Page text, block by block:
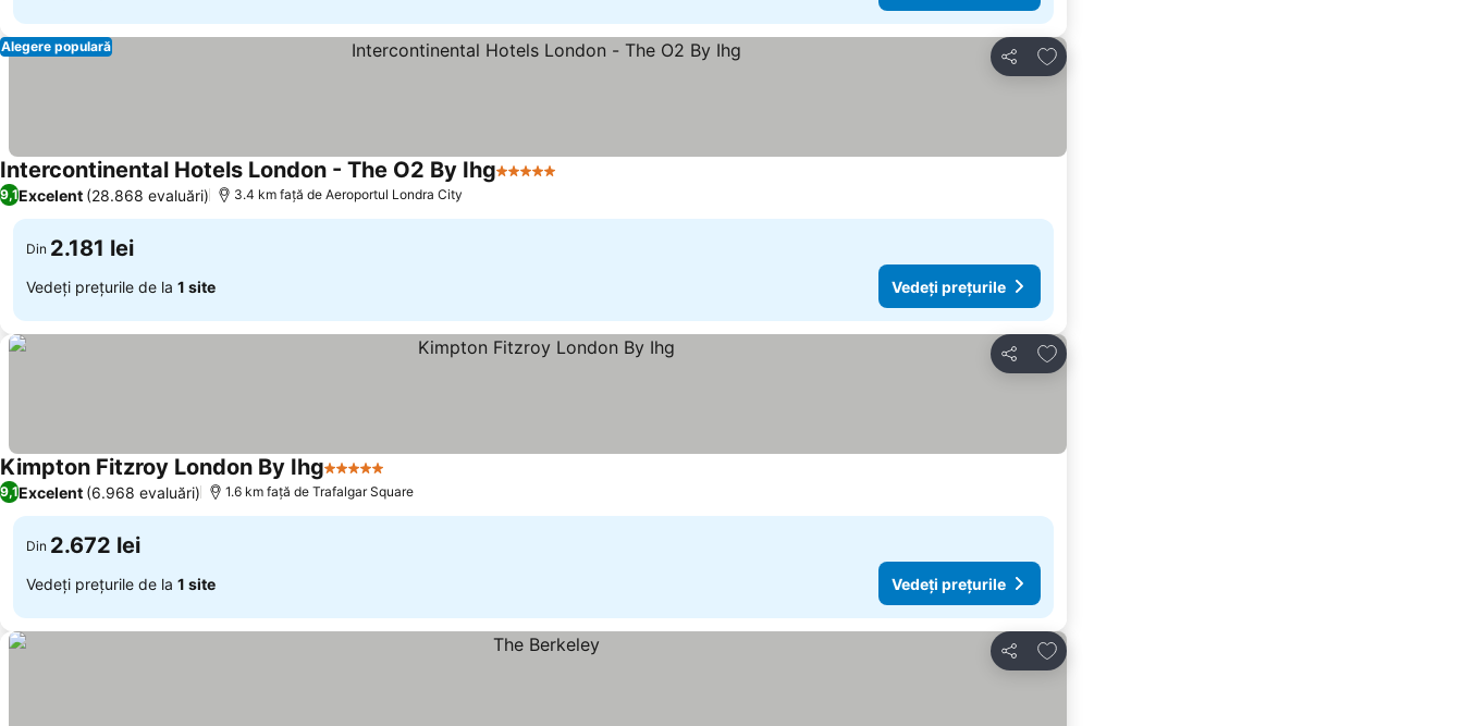
Distribuiți
Adăugaţi la favorite
Alegere populară
Intercontinental Hotels London - The O2 By Ihg5 Stele
9,1Excelent (28.868 evaluări) 3.4 km faţă de Aeroportul Londra City
Din 2.181 lei
Vedeți prețurile de la 1 site Vedeți prețurile
Distribuiți
Adăugaţi la favorite
Kimpton Fitzroy London By Ihg5 Stele
9,1Excelent (6.968 evaluări) 1.6 km faţă de Trafalgar Square
Din 2.672 lei
Vedeți prețurile de la 1 site Vedeți prețurile
Distribuiți
Adăugaţi la favorite